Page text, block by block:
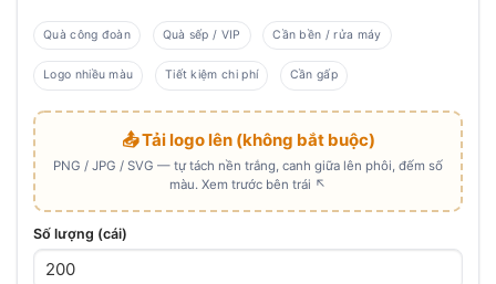
Quà công đoàn Quà sếp / VIP Cần bền / rửa máy
Logo nhiều màu Tiết kiệm chi phí Cần gấp
📤 Tải logo lên (không bắt buộc)
PNG / JPG / SVG — tự tách nền trắng, canh giữa lên phôi, đếm số
màu. Xem trước bên trái ↖
Số lượng (cái)